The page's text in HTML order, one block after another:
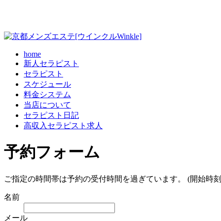
home
新人セラピスト
セラピスト
スケジュール
料金システム
当店について
セラピスト日記
高収入セラピスト求人
予約フォーム
ご指定の時間帯は予約の受付時間を過ぎています。 (開始時
名前
メール